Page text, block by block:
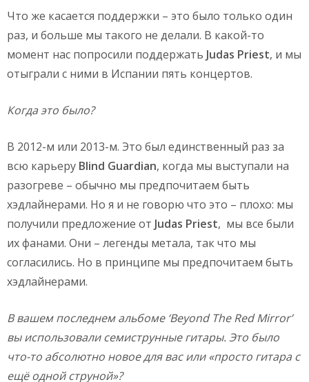
Что же касается поддержки – это было только один
раз, и больше мы такого не делали. В какой-то
момент нас попросили поддержать Judas Priest, и мы
отыграли с ними в Испании пять концертов.
Когда это было?
В 2012-м или 2013-м. Это был единственный раз за
всю карьеру Blind Guardian, когда мы выступали на
разогреве – обычно мы предпочитаем быть
хэдлайнерами. Но я и не говорю что это – плохо: мы
получили предложение от Judas Priest, мы все были
их фанами. Они – легенды метала, так что мы
согласились. Но в принципе мы предпочитаем быть
хэдлайнерами.
В вашем последнем альбоме ‘BeyondTheRedMirror’
вы использовали семиструнные гитары. Это было
что-то абсолютно новое для вас или «просто гитара с
ещё одной струной»?